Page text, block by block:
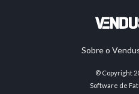
Sobre o
© Copyright
Software de